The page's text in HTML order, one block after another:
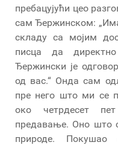
пребацујући цео
сам Ђержинском:
складу са мојим
писца да
Ђержински је
од вас.“ Онда сам
пре него што ми се
око четрдесет
предавање. Оно што
природе.